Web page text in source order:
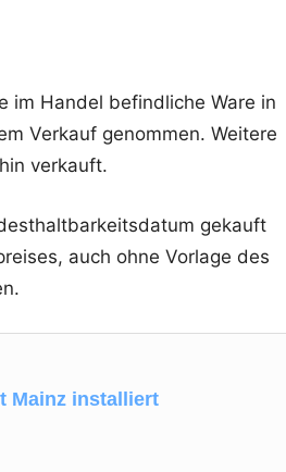
im Handel befindliche Ware in
Verkauf genommen. Weitere
verkauft.
gekauft
auch ohne Vorlage des
Mainz installiert